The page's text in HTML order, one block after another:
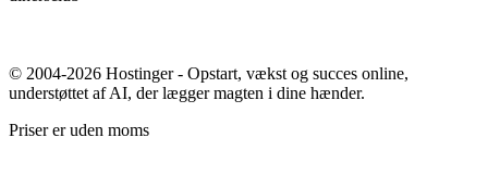
© 2004-2026 Hostinger - Opstart, vækst og succes online,
understøttet af AI, der lægger magten i dine hænder.
Priser er uden moms